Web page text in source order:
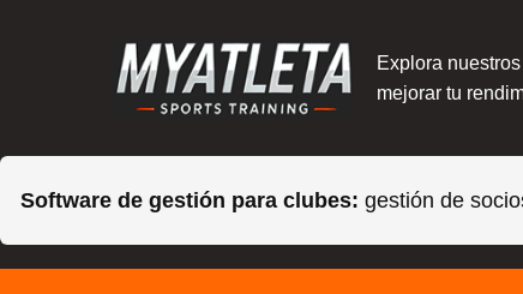
Explora
mejorar tu
Software de gestión para clubes: gestión de